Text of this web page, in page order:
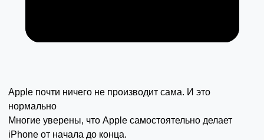
Apple почти ничего не производит сама. И это
нормально
Многие уверены, что Apple самостоятельно делает
iPhone от начала до конца.